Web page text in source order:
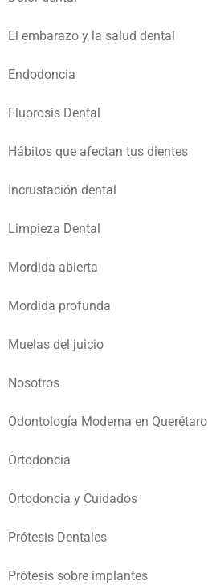
El embarazo y la salud dental
Endodoncia
Fluorosis Dental
Hábitos que afectan tus dientes
Incrustación dental
Limpieza Dental
Mordida abierta
Mordida profunda
Muelas del juicio
Nosotros
Odontología Moderna en Querétaro
Ortodoncia
Ortodoncia y Cuidados
Prótesis Dentales
Prótesis sobre implantes